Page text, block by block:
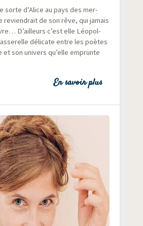
sorte d’Alice au pays des mer­
revien­drait de son rêve, qui jamais
D’ailleurs c’est elle Léo­pol­
déli­cate entre les poètes
et son uni­vers qu’elle emprunte
En savoir plus